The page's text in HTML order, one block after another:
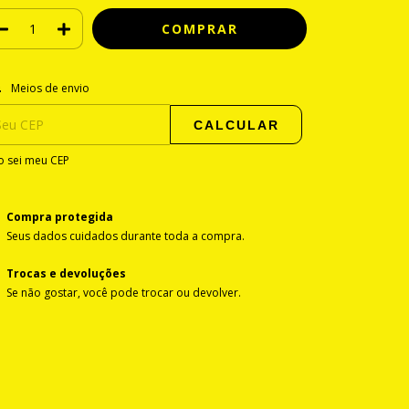
para o CEP:
Meios de envio
CALCULAR
sei meu CEP
Compra protegida
Seus dados cuidados durante toda a compra.
Trocas e devoluções
Se não gostar, você pode trocar ou devolver.